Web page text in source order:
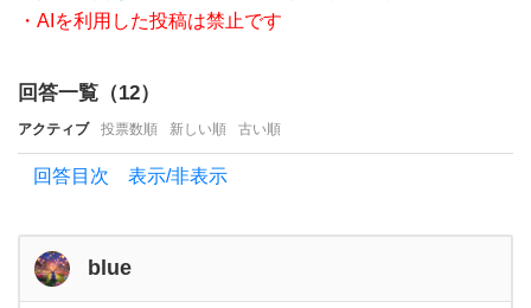
・AIを利用した投稿は禁止です
回答一覧（12）
アクティブ 投票数順 新しい順 古い順
回答目次 表示/非表示
blue